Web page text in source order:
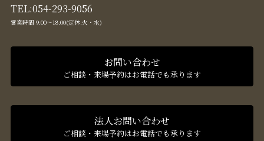
TEL:054-293-9056
営業時間 9:00〜18:00(定休:火・水)
お問い合わせ
ご相談・来場予約はお電話でも承ります
法人お問い合わせ
ご相談・来場予約はお電話でも承ります